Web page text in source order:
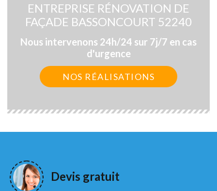
ENTREPRISE RÉNOVATION DE
FAÇADE BASSONCOURT 52240
Nous intervenons 24h/24 sur 7j/7 en cas
d'urgence
NOS RÉALISATIONS
Devis gratuit